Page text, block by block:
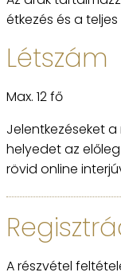
étkezés és a
Létszám
Max. 12 fő
Jelentkezéseket
helyedet az
rövid online
A részvétel